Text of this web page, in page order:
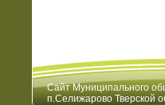
Сайт Муниципального
п.Селижарово Тверской